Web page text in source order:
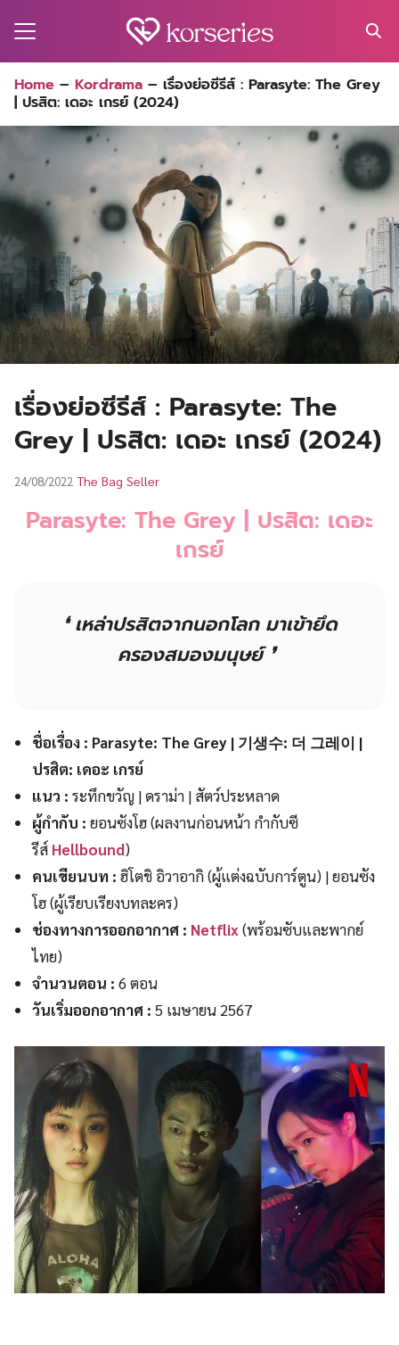
for:
Home – Kordrama – เรื่องย่อซีรีส์ : Parasyte: The Grey
| ปรสิต: เดอะ เกรย์ (2024)
เรื่องย่อซีรีส์ : Parasyte: The
Grey | ปรสิต: เดอะ เกรย์ (2024)
24/08/2022 The Bag Seller
Parasyte: The Grey | ปรสิต: เดอะ
เกรย์
❛ เหล่าปรสิตจากนอกโลก มาเข้ายึด
ครองสมองมนุษย์ ❜
ชื่อเรื่อง : Parasyte: The Grey | 기생수: 더 그레이 |
ปรสิต: เดอะ เกรย์
แนว : ระทึกขวัญ | ดราม่า | สัตว์ประหลาด
ผู้กำกับ : ยอนซังโฮ (ผลงานก่อนหน้า กำกับซี
รีส์ Hellbound)
คนเขียนบท : ฮิโตชิ อิวาอากิ (ผู้แต่งฉบับการ์ตูน) | ยอนซัง
โฮ (ผู้เรียบเรียงบทละคร)
ช่องทางการออกอากาศ : Netflix (พร้อมซับและพากย์
ไทย)
จำนวนตอน : 6 ตอน
วันเริ่มออกอากาศ : 5 เมษายน 2567